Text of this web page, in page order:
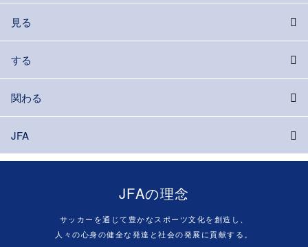
見る
する
関わる
JFA
JFAの理念
サッカーを通じて豊かなスポーツ文化を創造し、
人々の心身の健全な発達と社会の発展に貢献する。